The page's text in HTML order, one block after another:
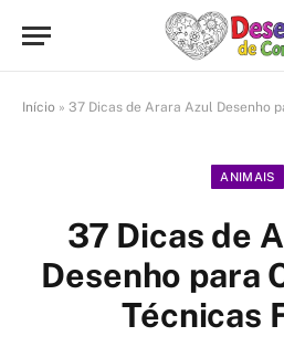
Início » 37 Dicas de Arara Azul Desenho
ANIMAIS
37 Dicas de
Desenho para
Técnicas